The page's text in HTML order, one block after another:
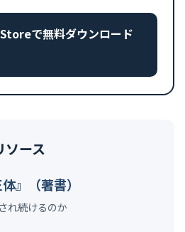
で無料ダウンロード
ソース
』（著書）
れ続けるのか